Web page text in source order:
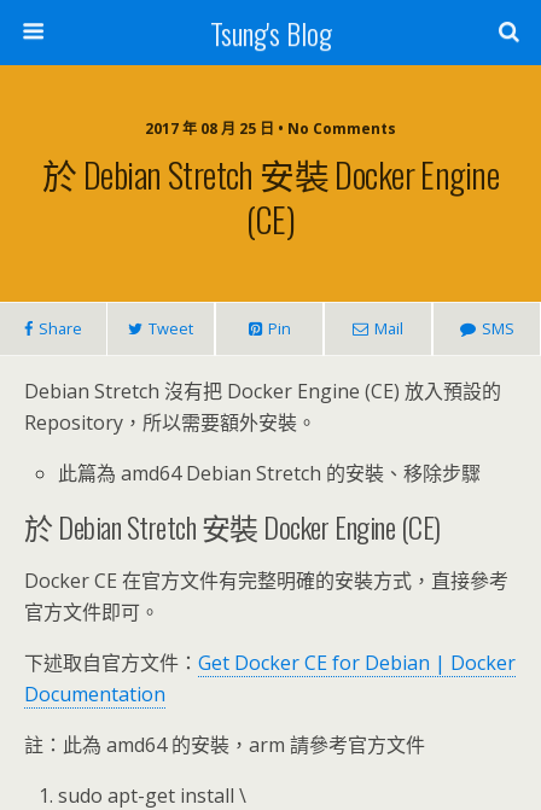
Tsung's Blog
2017 年 08 月 25 日 • No Comments
於 Debian Stretch 安裝 Docker Engine
(CE)
Share Tweet Pin Mail SMS
Debian Stretch 沒有把 Docker Engine (CE) 放入預設的
Repository，所以需要額外安裝。
此篇為 amd64 Debian Stretch 的安裝、移除步驟
於 Debian Stretch 安裝 Docker Engine (CE)
Docker CE 在官方文件有完整明確的安裝方式，直接參考
官方文件即可。
下述取自官方文件： Get Docker CE for Debian | Docker
Documentation
註：此為 amd64 的安裝，arm 請參考官方文件
sudo apt-get install \